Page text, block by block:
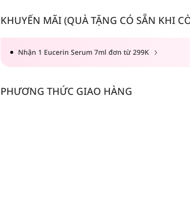
KHUYẾN MÃI (QUÀ TẶNG CÓ SẴN KHI
Nhận 1 Eucerin Serum 7ml đơn từ 299K
PHƯƠNG THỨC GIAO HÀNG